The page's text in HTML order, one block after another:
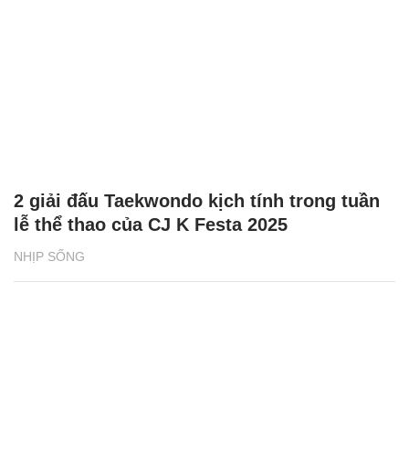
NHỊP SỐNG
2 giải đấu Taekwondo kịch tính trong tuần
lễ thể thao của CJ K Festa 2025